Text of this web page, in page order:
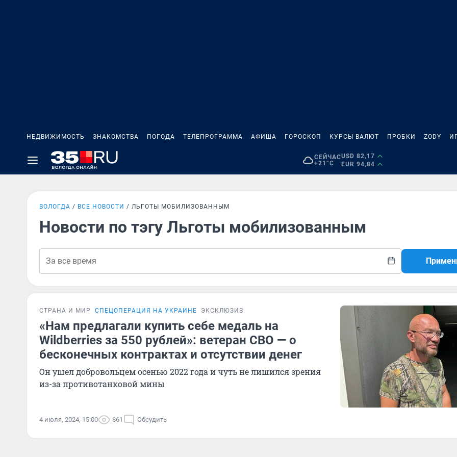
НЕДВИЖИМОСТЬ ЗНАКОМСТВА ПОГОДА ТЕЛЕПРОГРАММА АФИША ГОРОСКОП КУРСЫ ВАЛЮТ ПРОБКИ ZODY
СЕЙЧАС
+21°C
USD 82,17
EUR 94,84
ВОЛОГДА ВСЕ НОВОСТИ ЛЬГОТЫ МОБИЛИЗОВАННЫМ
Новости по тэгу Льготы мобилизованным
СТРАНА И МИР СПЕЦОПЕРАЦИЯ НА УКРАИНЕ ЭКСКЛЮЗИВ
«Нам предлагали купить себе медаль на
Wildberries за 550 рублей»: ветеран СВО — о
бесконечных контрактах и отсутствии денег
Он ушел добровольцем осенью 2022 года и чуть не лишился зрения
из-за противотанковой мины
4 июля, 2024, 15:00 861 Обсудить